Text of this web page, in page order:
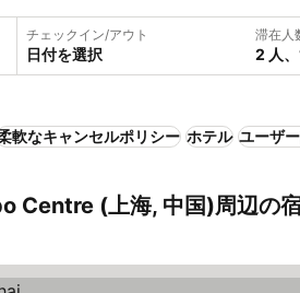
チェックイン/アウト
日付を選択
滞在人
2 人
Expo Centre
軟なキャンセルポリシー ホテル ユーザ
Centre (上海, 中国)周辺の